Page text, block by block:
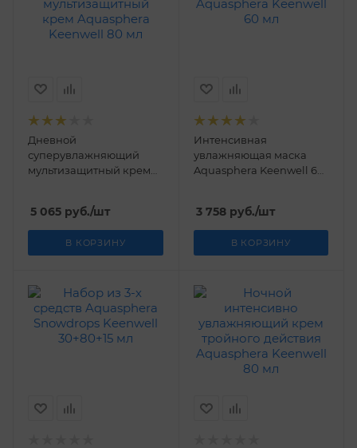
Дневной
суперувлажняющий
мультизащитный крем
5 065 руб./шт
В КОРЗИНУ
Интенсивная
увлажняющая маска
Aquasphera Keenwell 60
3 758руб./шт
В КОРЗИНУ